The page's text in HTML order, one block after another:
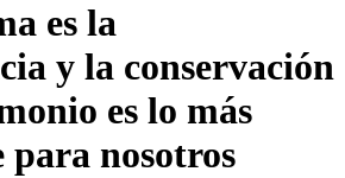
es la
y la conservación
es lo más
nosotros